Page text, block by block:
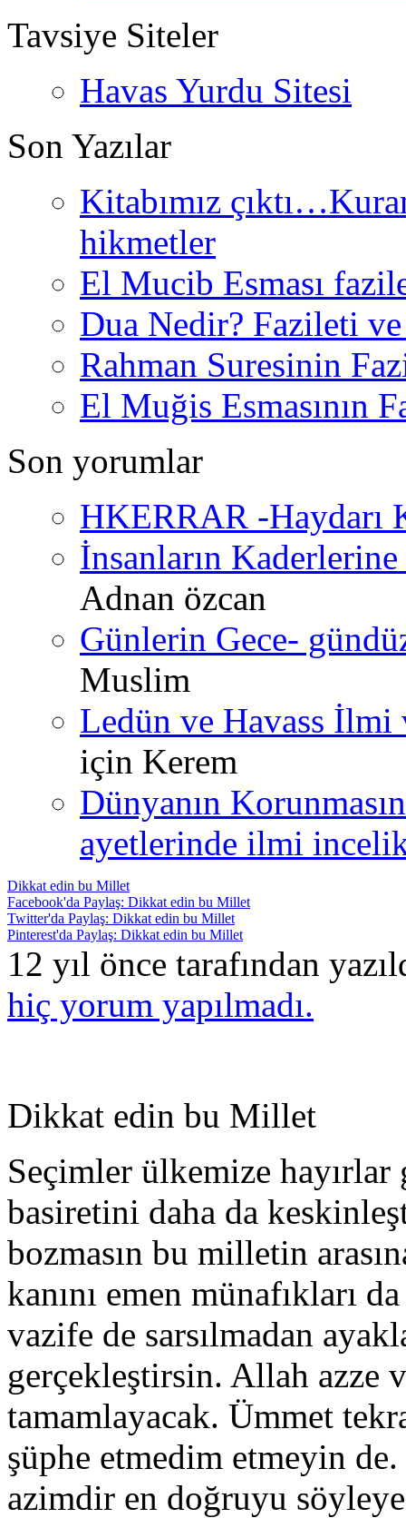
Tavsiye Siteler
Havas Yurdu Sitesi
Son Yazılar
Kitabımız
hikmetler
El Mucib Esması
Dua Nedir? Fazileti
Rahman Suresinin
El Muğis Esmasının
Son yorumlar
HKERRAR -Haydarı
İnsanların
Adnan özcan
Günlerin Gece-
Muslim
Ledün ve Havass İlmi
için Kerem
Dünyanın
ayetlerinde ilmi
Dikkat edin bu Millet
Facebook'da Paylaş: Dikkat edin bu Millet
Twitter'da Paylaş: Dikkat edin bu Millet
Pinterest'da Paylaş: Dikkat edin bu Millet
12 yıl önce tarafından
hiç yorum yapılmadı.
Dikkat edin bu Millet
Seçimler ülkemize
basiretini daha da
bozmasın bu milletin
kanını emen münafıkları
vazife de sarsılmadan
gerçekleştirsin. Allah azze
tamamlayacak. Ümmet
şüphe etmedim etmeyin
azimdir en doğruyu